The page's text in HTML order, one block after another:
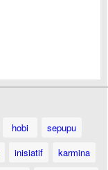
hobi
sepupu
inisiatif
karmina